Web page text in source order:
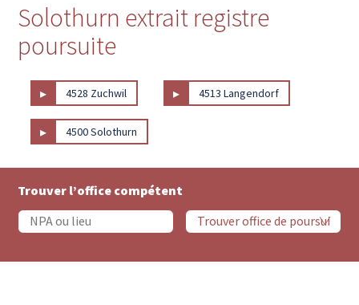
Solothurn extrait registre
poursuite
▸ 4528 Zuchwil ▸ 4513 Langendorf
▸ 4500 Solothurn
Trouver l’office compétent